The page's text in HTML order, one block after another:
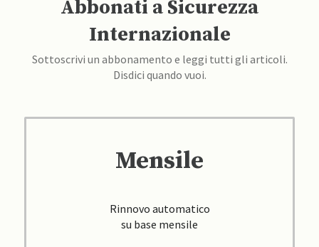
Abbonati a Sicurezza
Internazionale
Sottoscrivi un abbonamento e leggi tutti gli articoli.
Disdici quando vuoi.
Mensile
Rinnovo automatico
su base mensile